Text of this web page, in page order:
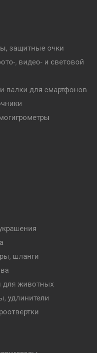
защитные очки
, видео- и световой
палки для смартфонов
шланги
для животных
удлинители